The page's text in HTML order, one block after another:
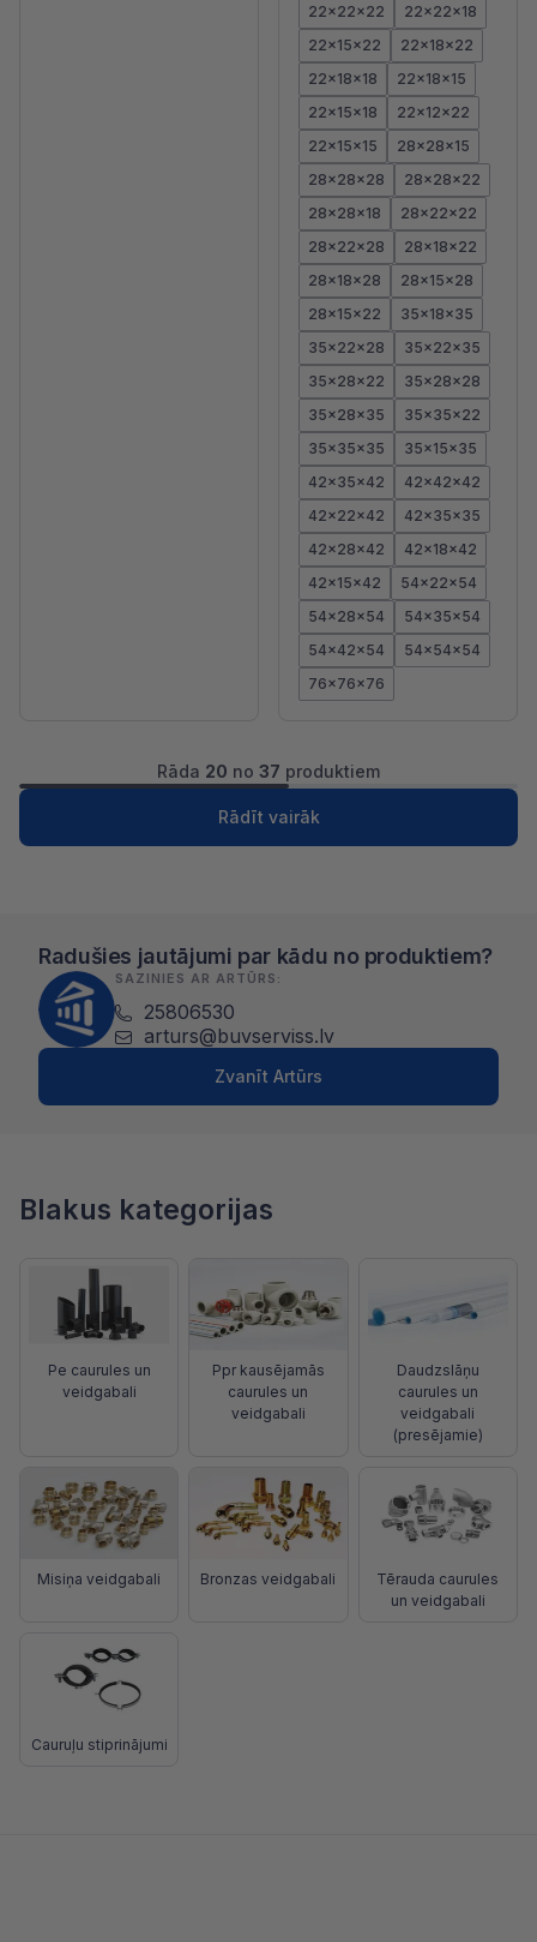
22x22x22
22x22x18
22x15x22
22x18x22
22x18x18
22x18x15
22x15x18
22x12x22
22x15x15
28x28x15
28x28x28
28x28x22
28x28x18
28x22x22
28x22x28
28x18x22
28x18x28
28x15x28
28x15x22
35x18x35
35x22x28
35x22x35
35x28x22
35x28x28
35x28x35
35x35x22
35x35x35
35x15x35
42x35x42
42x42x42
42x22x42
42x35x35
42x28x42
42x18x42
42x15x42
54x22x54
54x28x54
54x35x54
54x42x54
54x54x54
76x76x76
Rāda 20 no 37 produktiem
Rādīt vairāk
1 2 Nākošā
Radušies jautājumi par kādu no produktiem?
SAZINIES AR ARTŪRS:
25806530
arturs@buvserviss.lv
Zvanīt Artūrs
Blakus kategorijas
Pe caurules un
veidgabali
Ppr kausējamās
caurules un
veidgabali
Daudzslāņu
caurules un
veidgabali
(presējamie)
Misiņa veidgabali Bronzas veidgabali
Tērauda caurules
un veidgabali
Cauruļu stiprinājumi